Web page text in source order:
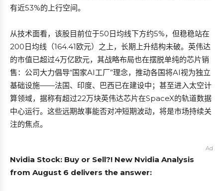
有近53%的上行空间。
从技术面看，该股目前位于50日均线下方约5%，但稳稳站在
200日均线（164.41欧元）之上，长期上升结构未破。英伟达
的市值已超过4万亿欧元，其战略布局也在摆脱单纯的芯片销
售：公司大力倡导“国家AI工厂”理念，推动各国将AI视为独立
基础设施——法国、印度、巴西已在建设中；甚至进入太空计
算领域，据称有超过22万块英伟达芯片在SpaceX的轨道数据
中心运行。这些远期故事能否对冲短期波动，将是市场持续关
注的焦点。
Ad
Nvidia Stock: Buy or Sell?! New Nvidia Analysis
from August 6 delivers the answer: